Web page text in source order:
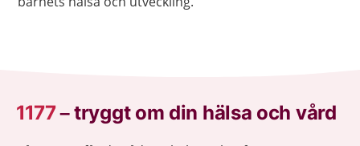
1177–tryggt om din hälsa och vård